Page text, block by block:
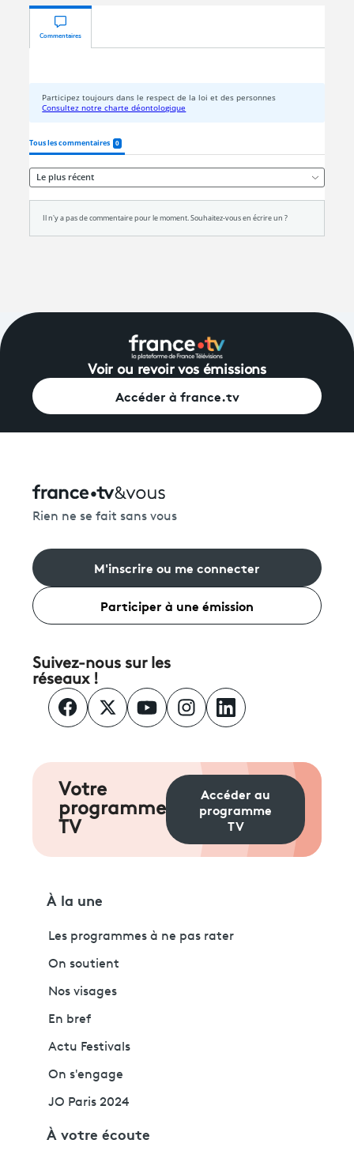
Voir ou revoir vos émissions
Accéder à france.tv
Rien ne se fait sans vous
M'inscrire ou me connecter
Participer à une émission
Suivez-nous sur les
réseaux !
Votre
programme
TV
Accéder au
programme
TV
À la une
Les programmes à ne pas rater
On soutient
Nos visages
En bref
Actu Festivals
On s'engage
JO Paris 2024
À votre écoute